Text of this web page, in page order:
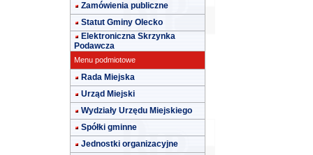
Zamówienia publiczne
Statut Gminy Olecko
Elektroniczna Skrzynka
Podawcza
Menu podmiotowe
Rada Miejska
Urząd Miejski
Wydziały Urzędu Miejskiego
Spółki gminne
Jednostki organizacyjne